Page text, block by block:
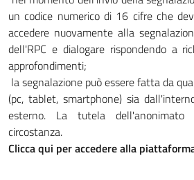
un codice numerico di 16 cifre che
accedere nuovamente alla
dell'RPC e dialogare rispondendo a
approfondimenti;
la segnalazione può essere fatta da
(pc, tablet, smartphone) sia
esterno. La tutela
circostanza.
Clicca qui per accedere alla